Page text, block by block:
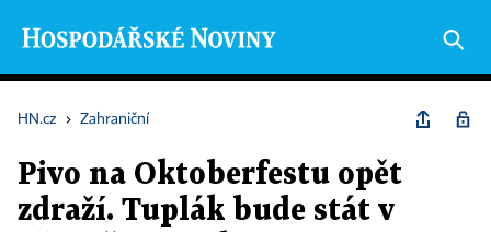
HN.cz › Zahraniční
Pivo na Oktoberfestu opět
zdraží. Tuplák bude stát v